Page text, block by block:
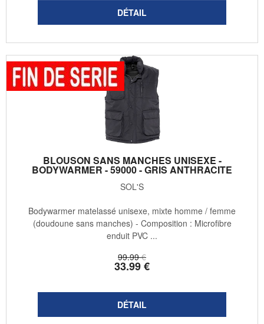
BLOUSON SANS MANCHES UNISEXE -
BODYWARMER - 59000 - GRIS ANTHRACITE
SOL'S
99.99 €
33.99€
Bodywarmer matelassé unisexe, mixte homme / femme
(doudoune sans manches) - Composition : Microfibre
enduit PVC ...